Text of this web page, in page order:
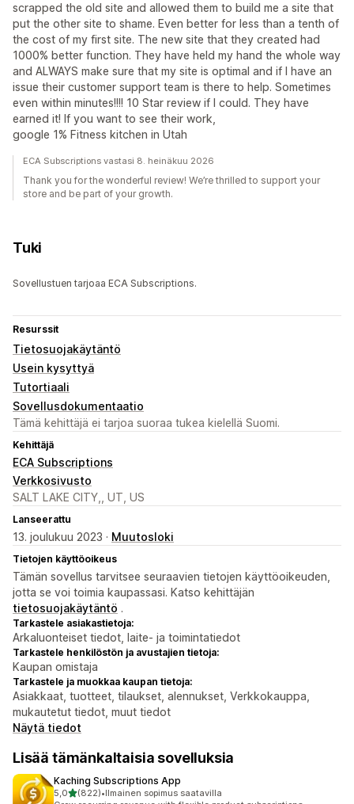
scrapped the old site and allowed them to build me a site that
put the other site to shame. Even better for less than a tenth of
the cost of my first site. The new site that they created had
1000% better function. They have held my hand the whole way
and ALWAYS make sure that my site is optimal and if I have an
issue their customer support team is there to help. Sometimes
even within minutes!!!! 10 Star review if I could. They have
earned it! If you want to see their work,
google 1% Fitness kitchen in Utah
ECA Subscriptions vastasi 8. heinäkuu 2026
Thank you for the wonderful review! We’re thrilled to support your
store and be part of your growth.
Tuki
Sovellustuen tarjoaa ECA Subscriptions.
Resurssit
Tietosuojakäytäntö
Usein kysyttyä
Tutortiaali
Sovellusdokumentaatio
Tämä kehittäjä ei tarjoa suoraa tukea kielellä Suomi.
Kehittäjä
ECA Subscriptions
Verkkosivusto
SALT LAKE CITY,, UT, US
Lanseerattu
13. joulukuu 2023 · Muutosloki
Tietojen käyttöoikeus
Tämän sovellus tarvitsee seuraavien tietojen käyttöoikeuden,
jotta se voi toimia kaupassasi. Katso kehittäjän
tietosuojakäytäntö .
Tarkastele asiakastietoja:
Arkaluonteiset tiedot, laite- ja toimintatiedot
Tarkastele henkilöstön ja avustajien tietoja:
Kaupan omistaja
Tarkastele ja muokkaa kaupan tietoja:
Asiakkaat, tuotteet, tilaukset, alennukset, Verkkokauppa,
mukautetut tiedot, muut tiedot
Näytä tiedot
Lisää tämänkaltaisia sovelluksia
Kaching Subscriptions App
5,0/ 5 tähteä
(822)
822 arvostelua yhteensä
•Ilmainen sopimus saatavilla